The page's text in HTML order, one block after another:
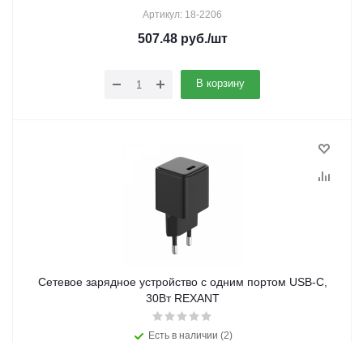
Артикул: 18-2206
507.48руб./шт
В корзину
Сетевое зарядное устройство с одним портом USB-C,
30Вт REXANT
Есть в наличии (2)